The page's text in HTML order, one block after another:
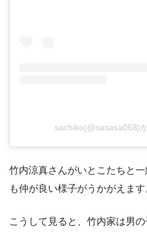
sachiko(@sasasa068)
竹内涼真さんがいとこたちと
も仲が良い様子がうかがえます
こうして見ると、竹内家は男